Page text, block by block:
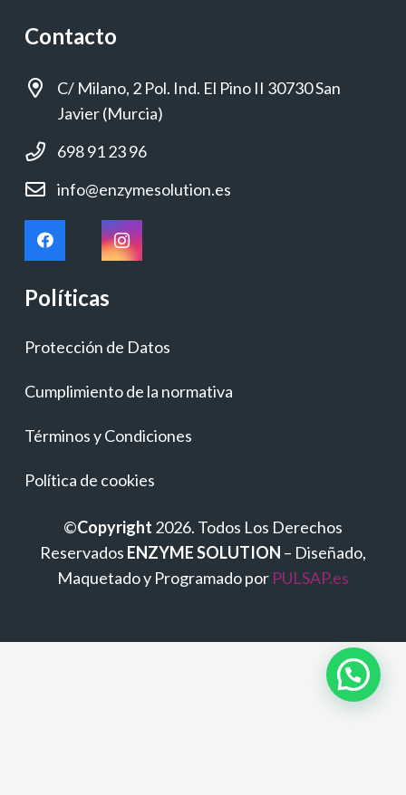
Contacto
C/ Milano, 2 Pol. Ind. El Pino II 30730 San
Javier (Murcia)
698 91 23 96
info@enzymesolution.es
Políticas
Protección de Datos
Cumplimiento de la normativa
Términos y Condiciones
Política de cookies
©Copyright 2026. Todos Los Derechos
Reservados ENZYME SOLUTION – Diseñado,
Maquetado y Programado por PULSAP.es